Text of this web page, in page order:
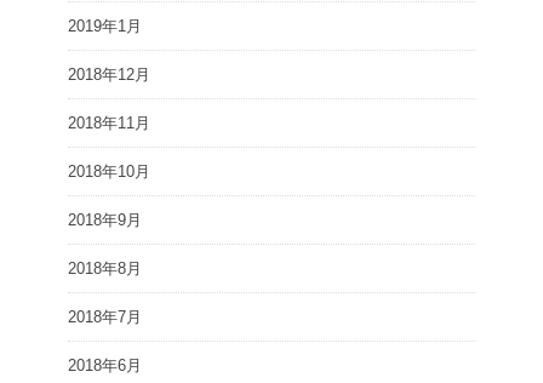
2019年1月
2018年12月
2018年11月
2018年10月
2018年9月
2018年8月
2018年7月
2018年6月